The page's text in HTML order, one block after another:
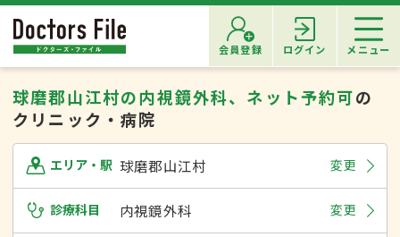
会員登録 ログイン メニュー
球磨郡山江村の内視鏡外科、ネット予約可の
クリニック・病院
エリア・駅 球磨郡山江村 変更
診療科目 内視鏡外科 変更